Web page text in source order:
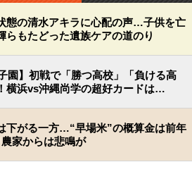
態の清水アキラに心配の声…子供を亡
らもたどった遺族ケアの道のり
園】初戦で「勝つ高校」「負ける高
横浜vs沖縄尚学の超好カードは…
下がる一方…“早場米”の概算金は前年
家からは悲鳴が